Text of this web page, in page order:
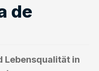
de
Lebensqualität in